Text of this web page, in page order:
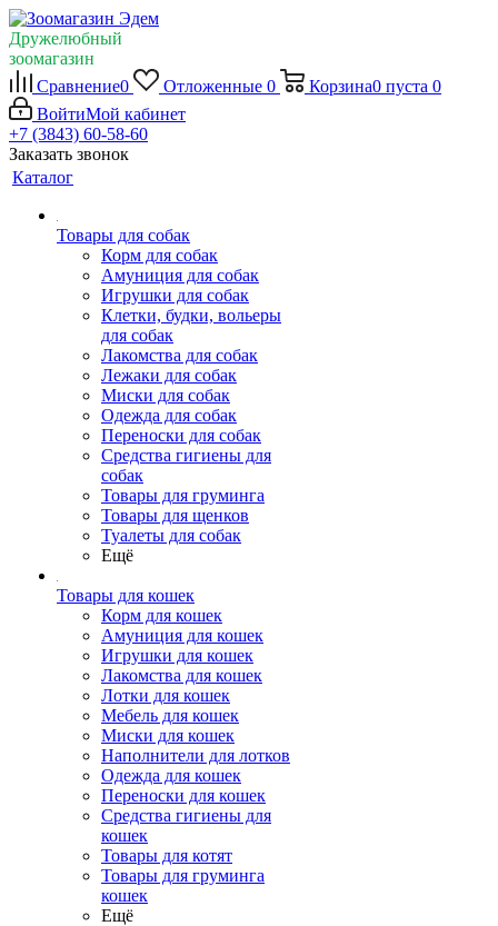
Дружелюбный
зоомагазин
Сравнение0 Отложенные 0 Корзина0 пуста 0
ВойтиМой кабинет
+7 (3843) 60-58-60
Заказать звонок
Каталог
Товары для собак
Корм для собак
Амуниция для собак
Игрушки для собак
Клетки, будки, вольеры
для собак
Лакомства для собак
Лежаки для собак
Миски для собак
Одежда для собак
Переноски для собак
Средства гигиены для
собак
Товары для груминга
Товары для щенков
Туалеты для собак
Ещё
Товары для кошек
Корм для кошек
Амуниция для кошек
Игрушки для кошек
Лакомства для кошек
Лотки для кошек
Мебель для кошек
Миски для кошек
Наполнители для лотков
Одежда для кошек
Переноски для кошек
Средства гигиены для
кошек
Товары для котят
Товары для груминга
кошек
Ещё